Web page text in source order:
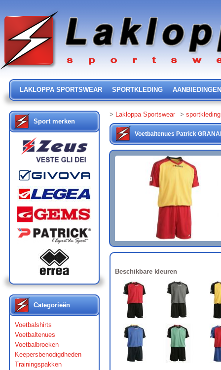
LAKLOPPA SPORTSWEAR SPORTKLEDING AANBIEDINGEN
Sport merken
Categorieën
Voetbalshirts
Voetbaltenues
Voetbalbroeken
Keepersbenodigdheden
Trainingspakken
> Lakloppa Sportswear > sportkleding
Voetbaltenues Patrick
Beschikbare kleuren